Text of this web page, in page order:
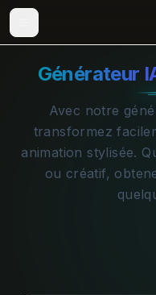
Générateur
Avec notre
transformez
animation stylisée.
ou créatif,